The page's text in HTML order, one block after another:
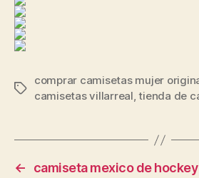
Etiquetas
comprar camisetas mujer
camisetas villarreal,tienda de
←
camiseta mexico de